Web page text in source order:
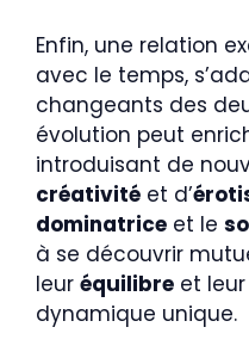
Enfin, une relation
avec le temps,
changeants des
évolution peut
introduisant de
créativité et d’
dominatrice et le
à se découvrir
leur équilibre et leur
dynamique unique.